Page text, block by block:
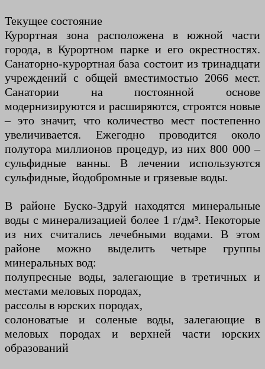
Текущее состояние
Курортная зона расположена в южной части
города, в Курортном парке и его окрестностях.
Санаторно-курортная база состоит из тринадцати
учреждений с общей вместимостью 2066 мест.
Санатории на постоянной основе
модернизируются и расширяются, строятся новые
– это значит, что количество мест постепенно
увеличивается. Ежегодно проводится около
полутора миллионов процедур, из них 800 000 –
сульфидные ванны. В лечении используются
сульфидные, йодобромные и грязевые воды.
В районе Буско-Здруй находятся минеральные
воды с минерализацией более 1 г/дм³. Некоторые
из них считались лечебными водами. В этом
районе можно выделить четыре группы
минеральных вод:
полупресные воды, залегающие в третичных и
местами меловых породах,
рассолы в юрских породах,
солоноватые и соленые воды, залегающие в
меловых породах и верхней части юрских
образований